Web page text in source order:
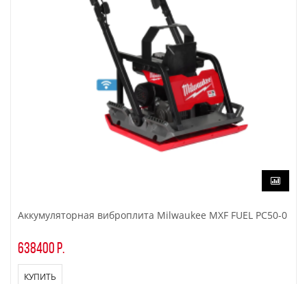
Аккумуляторная виброплита Milwaukee MXF FUEL PC50-0
638400 р.
КУПИТЬ